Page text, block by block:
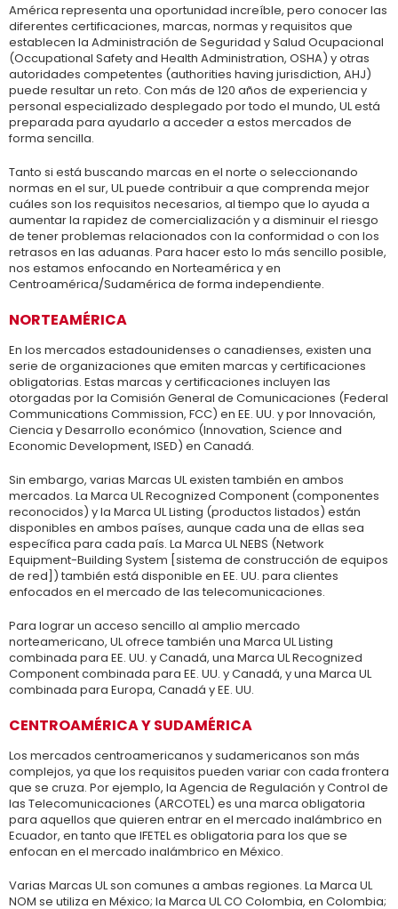
América representa una oportunidad increíble, pero conocer las
diferentes certificaciones, marcas, normas y requisitos que
establecen la Administración de Seguridad y Salud Ocupacional
(Occupational Safety and Health Administration, OSHA) y otras
autoridades competentes (authorities having jurisdiction, AHJ)
puede resultar un reto. Con más de 120 años de experiencia y
personal especializado desplegado por todo el mundo, UL está
preparada para ayudarlo a acceder a estos mercados de
forma sencilla.
Tanto si está buscando marcas en el norte o seleccionando
normas en el sur, UL puede contribuir a que comprenda mejor
cuáles son los requisitos necesarios, al tiempo que lo ayuda a
aumentar la rapidez de comercialización y a disminuir el riesgo
de tener problemas relacionados con la conformidad o con los
retrasos en las aduanas. Para hacer esto lo más sencillo posible,
nos estamos enfocando en Norteamérica y en
Centroamérica/Sudamérica de forma independiente.
NORTEAMÉRICA
En los mercados estadounidenses o canadienses, existen una
serie de organizaciones que emiten marcas y certificaciones
obligatorias. Estas marcas y certificaciones incluyen las
otorgadas por la Comisión General de Comunicaciones (Federal
Communications Commission, FCC) en EE. UU. y por Innovación,
Ciencia y Desarrollo económico (Innovation, Science and
Economic Development, ISED) en Canadá.
Sin embargo, varias Marcas UL existen también en ambos
mercados. La Marca UL Recognized Component (componentes
reconocidos) y la Marca UL Listing (productos listados) están
disponibles en ambos países, aunque cada una de ellas sea
específica para cada país. La Marca UL NEBS (Network
Equipment-Building System [sistema de construcción de equipos
de red]) también está disponible en EE. UU. para clientes
enfocados en el mercado de las telecomunicaciones.
Para lograr un acceso sencillo al amplio mercado
norteamericano, UL ofrece también una Marca UL Listing
combinada para EE. UU. y Canadá, una Marca UL Recognized
Component combinada para EE. UU. y Canadá, y una Marca UL
combinada para Europa, Canadá y EE. UU.
CENTROAMÉRICA Y SUDAMÉRICA
Los mercados centroamericanos y sudamericanos son más
complejos, ya que los requisitos pueden variar con cada frontera
que se cruza. Por ejemplo, la Agencia de Regulación y Control de
las Telecomunicaciones (ARCOTEL) es una marca obligatoria
para aquellos que quieren entrar en el mercado inalámbrico en
Ecuador, en tanto que IFETEL es obligatoria para los que se
enfocan en el mercado inalámbrico en México.
Varias Marcas UL son comunes a ambas regiones. La Marca UL
NOM se utiliza en México; la Marca UL CO Colombia, en Colombia;